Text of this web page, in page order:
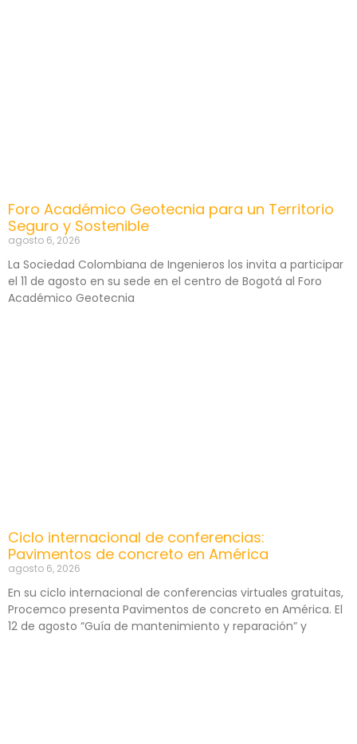
Foro Académico Geotecnia para un Territorio
Seguro y Sostenible
agosto 6, 2026
La Sociedad Colombiana de Ingenieros los invita a participar
el 11 de agosto en su sede en el centro de Bogotá al Foro
Académico Geotecnia
Ciclo internacional de conferencias:
Pavimentos de concreto en América
agosto 6, 2026
En su ciclo internacional de conferencias virtuales gratuitas,
Procemco presenta Pavimentos de concreto en América. El
12 de agosto “Guía de mantenimiento y reparación” y